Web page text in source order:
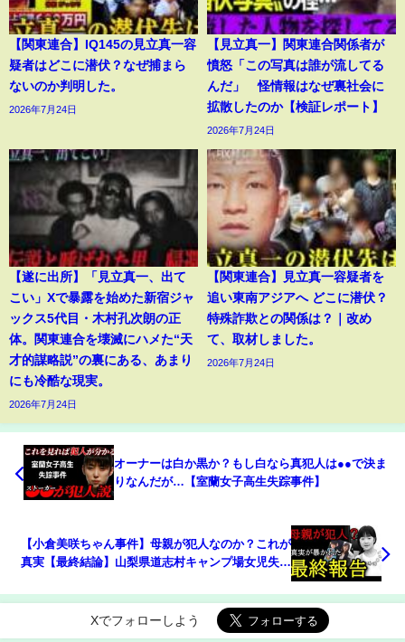
【関東連合】IQ145の見立真一容
疑者はどこに潜伏？なぜ捕まら
ないのか判明した。
2026年7月24日
【見立真一】関東連合関係者が
憤怒「この写真は誰が流してる
んだ」 怪情報はなぜ裏社会に
拡散したのか【検証レポート】
2026年7月24日
【遂に出所】「見立真一、出て
こい」Xで暴露を始めた新宿ジャ
ックス5代目・木村孔次朗の正
体。関東連合を壊滅にハメた“天
才的謀略説”の裏にある、あまり
にも冷酷な現実。
2026年7月24日
【関東連合】見立真一容疑者を
追い東南アジアへ どこに潜伏？
特殊詐欺との関係は？｜改め
て、取材しました。
2026年7月24日
オーナーは白か黒か？もし白なら真犯人は●●で決ま
りなんだが…【室蘭女子高生失踪事件】
【小倉美咲ちゃん事件】母親が犯人なのか？これが
真実【最終結論】山梨県道志村キャンプ場女児失踪
Xでフォローしよう